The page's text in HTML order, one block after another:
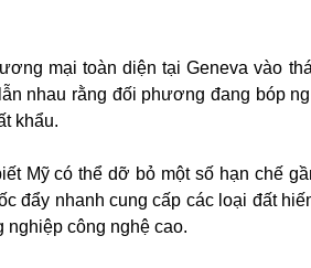
mại toàn diện tại Geneva vào
nhau rằng đối phương đang bóp
khẩu.
Mỹ có thể dỡ bỏ một số hạn chế
đẩy nhanh cung cấp các loại đất
nghiệp công nghệ cao.